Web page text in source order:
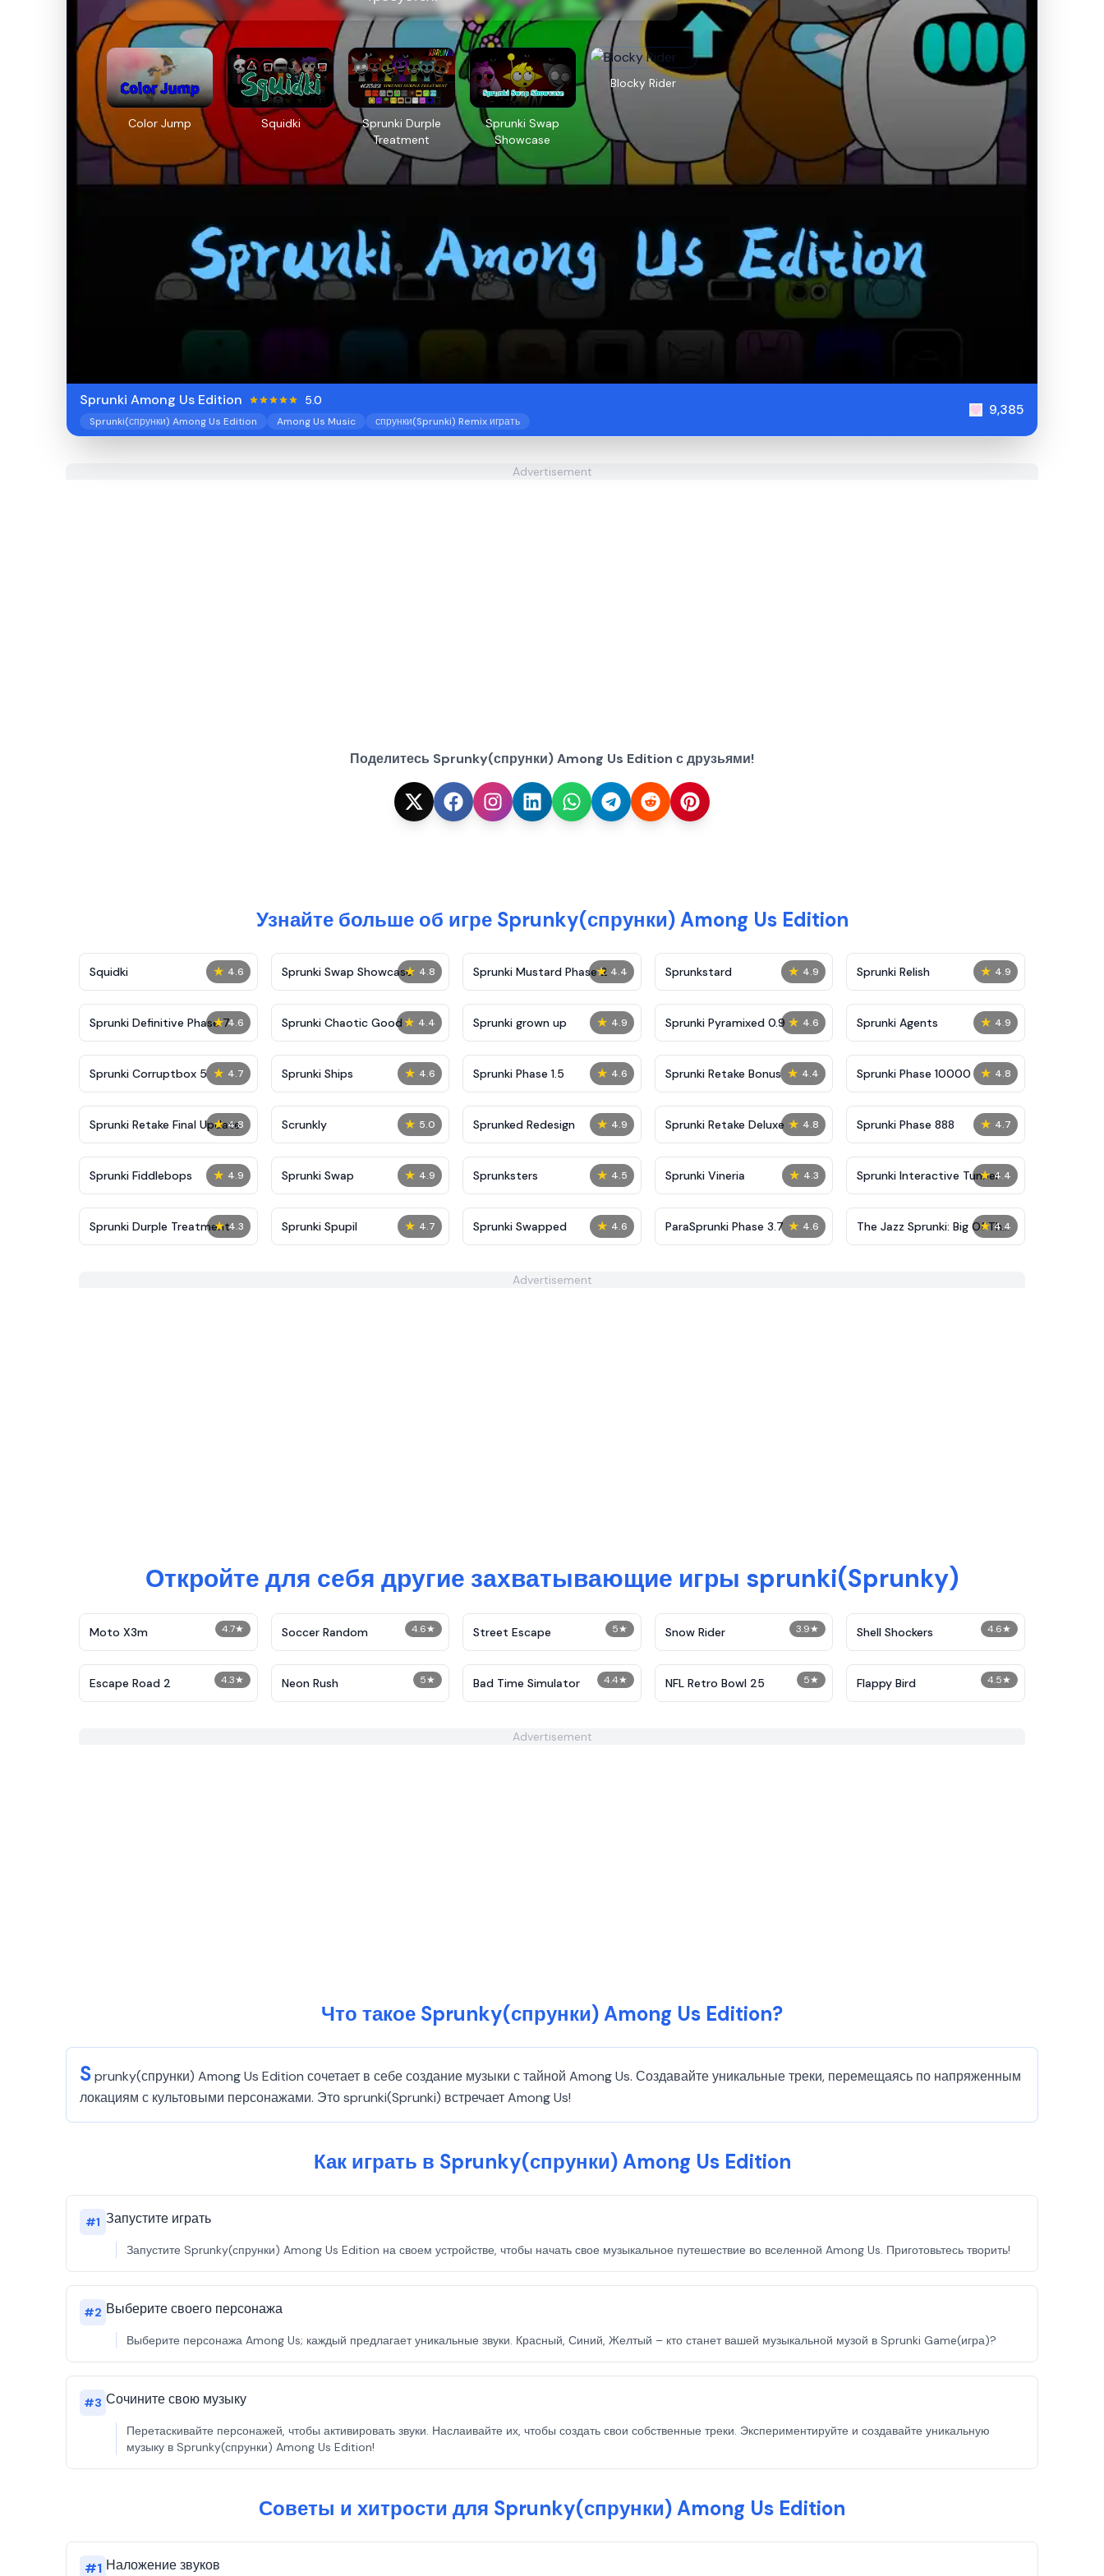
Color Jump Squidki
Sprunki Durple
Treatment
Sprunki Swap
Showcase
Blocky Rider
Sprunki Among Us Edition 5.0
Sprunki(спрунки) Among Us Edition Among Us Music спрунки(Sprunki) Remix играть
9,385
Advertisement
Поделитесь Sprunky(спрунки) Among Us Edition с друзьями!
Узнайте больше об игре Sprunky(спрунки) Among Us Edition
★ 4.6
Squidki ★ 4.8
Sprunki Swap Showcase ★ 4.4
Sprunki Mustard Phase 2 ★ 4.9
Sprunkstard ★ 4.9
Sprunki Relish
★ 4.6
Sprunki Definitive Phase 7 ★ 4.4
Sprunki Chaotic Good ★ 4.9
Sprunki grown up ★ 4.6
Sprunki Pyramixed 0.9 ★ 4.9
Sprunki Agents
★ 4.7
Sprunki Corruptbox 5 ★ 4.6
Sprunki Ships ★ 4.6
Sprunki Phase 1.5 ★ 4.4
Sprunki Retake Bonus ★ 4.8
Sprunki Phase 10000
★ 4.8
Sprunki Retake Final Update ★ 5.0
Scrunkly ★ 4.9
Sprunked Redesign ★ 4.8
Sprunki Retake Deluxe ★ 4.7
Sprunki Phase 888
★ 4.9
Sprunki Fiddlebops ★ 4.9
Sprunki Swap ★ 4.5
Sprunksters ★ 4.3
Sprunki Vineria ★ 4.4
Sprunki Interactive Tunner
★ 4.3
Sprunki Durple Treatment ★ 4.7
Sprunki Spupil ★ 4.6
Sprunki Swapped ★ 4.6
ParaSprunki Phase 3.7 ★ 4.4
The Jazz Sprunki: Big Of The
City
Advertisement
Откройте для себя другие захватывающие игры sprunki(Sprunky)
4.7★
Moto X3m 4.6★
Soccer Random 5★
Street Escape 3.9★
Snow Rider 4.6★
Shell Shockers
4.3★
Escape Road 2 5★
Neon Rush 4.4★
Bad Time Simulator 5★
NFL Retro Bowl 25 4.5★
Flappy Bird
Advertisement
Что такое Sprunky(спрунки) Among Us Edition?
Sprunky(спрунки) Among Us Edition сочетает в себе создание музыки с тайной Among Us. Создавайте уникальные треки, перемещаясь по напряженным
локациям с культовыми персонажами. Это sprunki(Sprunki) встречает Among Us!
Как играть в Sprunky(спрунки) Among Us Edition
#1 Запустите играть
Запустите Sprunky(спрунки) Among Us Edition на своем устройстве, чтобы начать свое музыкальное путешествие во вселенной Among Us. Приготовьтесь творить!
#2 Выберите своего персонажа
Выберите персонажа Among Us; каждый предлагает уникальные звуки. Красный, Синий, Желтый – кто станет вашей музыкальной музой в Sprunki Game(игра)?
#3 Сочините свою музыку
Перетаскивайте персонажей, чтобы активировать звуки. Наслаивайте их, чтобы создать свои собственные треки. Экспериментируйте и создавайте уникальную
музыку в Sprunky(спрунки) Among Us Edition!
Советы и хитрости для Sprunky(спрунки) Among Us Edition
#1 Наложение звуков